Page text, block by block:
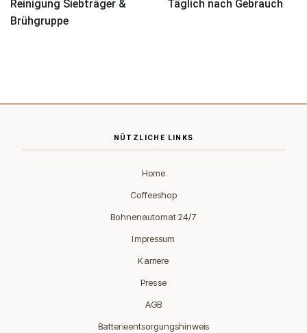
Reinigung Siebträger &
Brühgruppe
Täglich nach Gebrauch
NÜTZLICHE LINKS
Home
Coffeeshop
Bohnenautomat 24/7
Impressum
Karriere
Presse
AGB
Batterieentsorgungshinweis